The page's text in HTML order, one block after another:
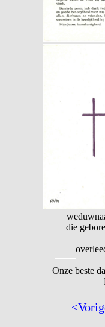
die
Onze beste